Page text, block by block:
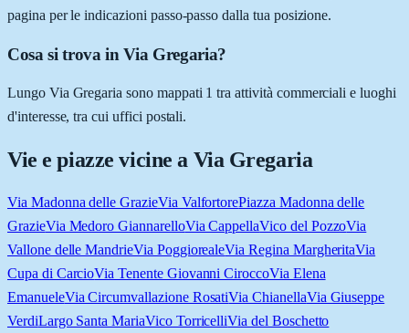
pagina per le indicazioni passo-passo dalla tua posizione.
Cosa si trova in Via Gregaria?
Lungo Via Gregaria sono mappati 1 tra attività commerciali e luoghi
d'interesse, tra cui uffici postali.
Vie e piazze vicine a Via Gregaria
Via Madonna delle GrazieVia ValfortorePiazza Madonna delle
GrazieVia Medoro GiannarelloVia CappellaVico del PozzoVia
Vallone delle MandrieVia PoggiorealeVia Regina MargheritaVia
Cupa di CarcioVia Tenente Giovanni CiroccoVia Elena
EmanueleVia Circumvallazione RosatiVia ChianellaVia Giuseppe
VerdiLargo Santa MariaVico TorricelliVia del Boschetto